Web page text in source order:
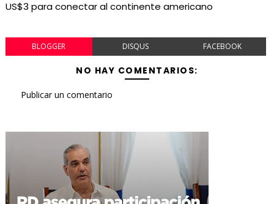
US$3 para conectar al continente americano
BLOGGER DISQUS FACEBOOK
NO HAY COMENTARIOS:
Publicar un comentario